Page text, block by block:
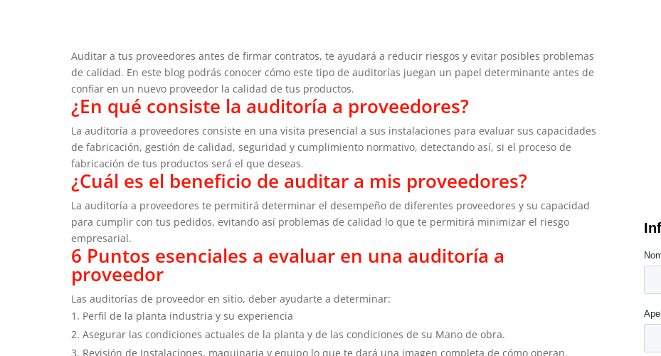
Auditar a tus proveedores antes de firmar contratos, te ayudará a reducir riesgos y evitar posibles problemas
de calidad. En este blog podrás conocer cómo este tipo de auditorías juegan un papel determinante antes de
confiar en un nuevo proveedor la calidad de tus productos.
¿En qué consiste la auditoría a proveedores?
La auditoría a proveedores consiste en una visita presencial a sus instalaciones para evaluar sus capacidades
de fabricación, gestión de calidad, seguridad y cumplimiento normativo, detectando así, si el proceso de
fabricación de tus productos será el que deseas.
¿Cuál es el beneficio de auditar a mis proveedores?
La auditoría a proveedores te permitirá determinar el desempeño de diferentes proveedores y su capacidad
para cumplir con tus pedidos, evitando así problemas de calidad lo que te permitirá minimizar el riesgo
empresarial.
6 Puntos esenciales a evaluar en una auditoría a
proveedor
Las auditorías de proveedor en sitio, deber ayudarte a determinar:
Perfil de la planta industria y su experiencia
Asegurar las condiciones actuales de la planta y de las condiciones de su Mano de obra.
Revisión de Instalaciones, maquinaria y equipo lo que te dará una imagen completa de cómo operan.